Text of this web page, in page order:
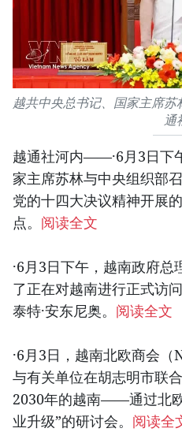
越共中央总书记、国家主席
通
越通社河内——·6月3日下
家主席苏林与中央组织部
党的十四大决议精神开展
点。 阅读全文
·6月3日下午，越南政府
了正在对越南进行正式访
泰特·安东尼奥。 阅读全文
·6月3日，越南北欧商会
与有关单位在胡志明市联
2030年的越南——通过北
业升级”的研讨会。 阅读全